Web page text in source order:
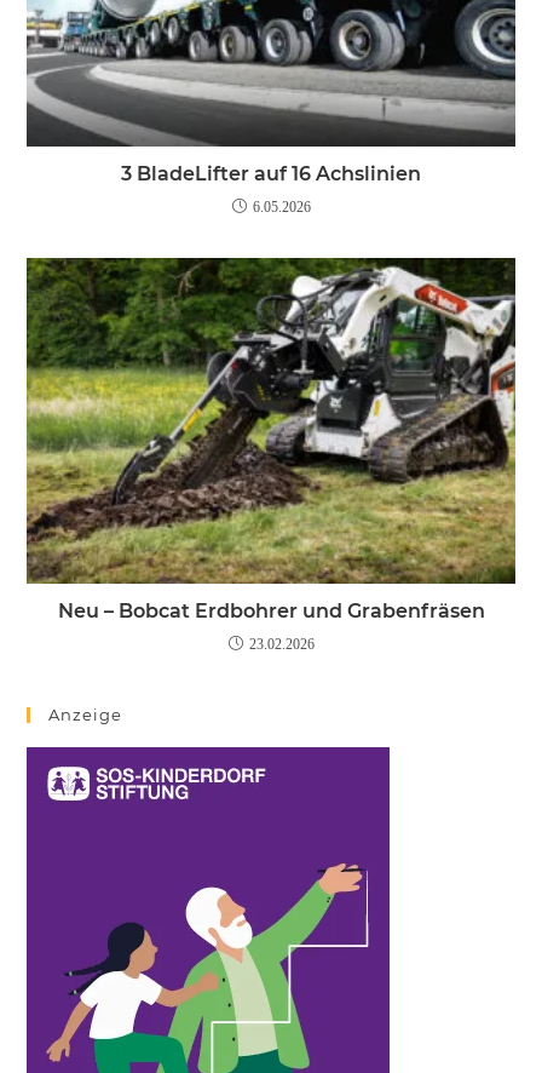
3 BladeLifter auf 16 Achslinien
6.05.2026
Neu – Bobcat Erdbohrer und Grabenfräsen
23.02.2026
Anzeige